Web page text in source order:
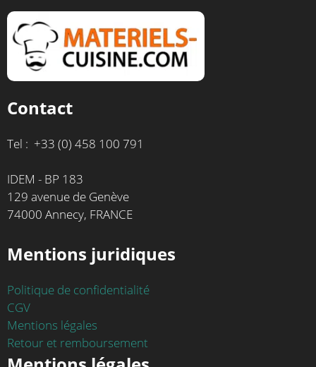
Contact
Tel : +33 (0) 458 100 791
IDEM - BP 183
129 avenue de Genève
74000 Annecy, FRANCE
Mentions juridiques
Politique de confidentialité
CGV
Mentions légales
Retour et remboursement